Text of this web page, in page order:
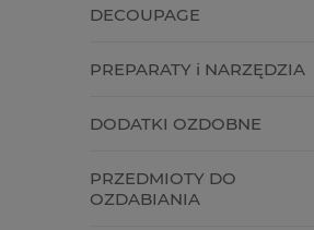
DECOUPAGE
PREPARATY i NARZĘDZIA
DODATKI OZDOBNE
PRZEDMIOTY DO
OZDABIANIA